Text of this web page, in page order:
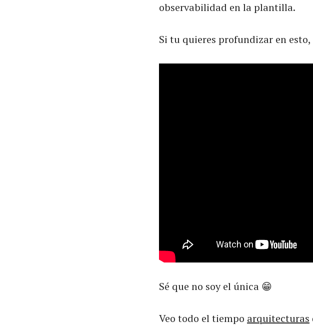
observabilidad en la plantilla.
Si tu quieres profundizar en
Sé que no soy el única 😁
Veo todo el tiempo arquitecturas